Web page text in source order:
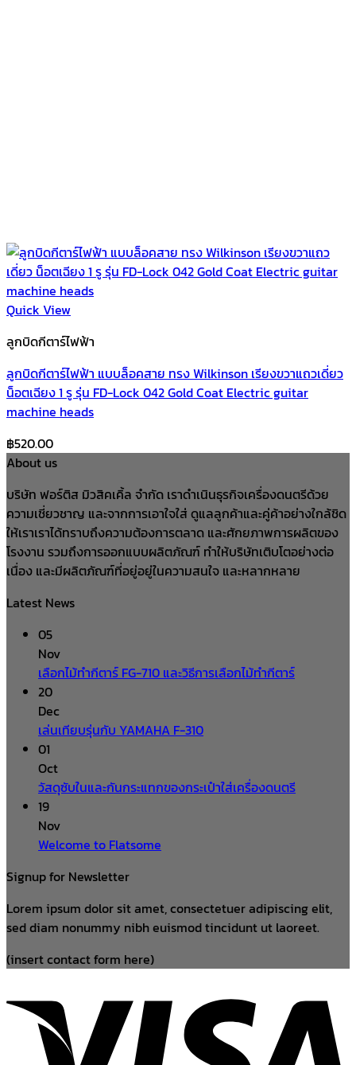
Quick View
ลูกบิดกีตาร์ไฟฟ้า
ลูกบิดกีตาร์ไฟฟ้า แบบล็อคสาย ทรง Wilkinson เรียงขวาแถวเดี่ยว
น็อตเฉียง 1 รู รุ่น FD-Lock 042 Gold Coat Electric guitar
machine heads
฿520.00
About us
บริษัท ฟอร์ติส มิวสิคเคิ้ล จำกัด เราดำเนินธุรกิจเครื่องดนตรีด้วย
ความเชี่ยวชาญ และจากการเอาใจใส่ ดูแลลูกค้าและคู่ค้าอย่างใกล้ชิด
ให้เราเราได้ทราบถึงความต้องการตลาด และศักยภาพการผลิตของ
โรงงาน รวมถึงการออกแบบผลิตภัณฑ์ ทำให้บริษัทเติบโตอย่างต่อ
เนื่อง และมีผลิตภัณฑ์ที่อยู่อยู่ในความสนใจ และหลากหลาย
Latest News
05
Nov
เลือกไม้ทำกีตาร์ FG-710 และวิธีการเลือกไม้ทำกีตาร์
20
Dec
เล่นเทียบรุ่นกับ YAMAHA F-310
01
Oct
วัสดุซับในและกันกระแทกของกระเป๋าใส่เครื่องดนตรี
19
Nov
Welcome to Flatsome
Signup for Newsletter
Lorem ipsum dolor sit amet, consectetuer adipiscing elit,
sed diam nonummy nibh euismod tincidunt ut laoreet.
(insert contact form here)